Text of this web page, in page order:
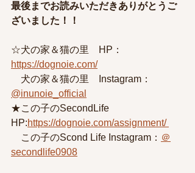
最後までお読みいただきありがとうご
ざいました！！
☆犬の家＆猫の里　HP：
https://dognoie.com/
犬の家＆猫の里　Instagram：
@inunoie_official
★この子のSecondLife
HP:https://dognoie.com/assignment/
この子のScond Life Instagram： ＠
secondlife0908